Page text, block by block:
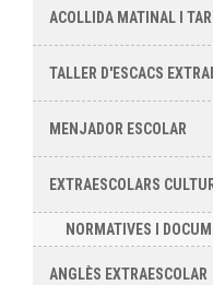
ACOLLIDA MATINAL I
TALLER D'ESCACS
MENJADOR ESCOLAR
EXTRAESCOLARS
NORMATIVES I
ANGLÈS EXTRAESCOLAR